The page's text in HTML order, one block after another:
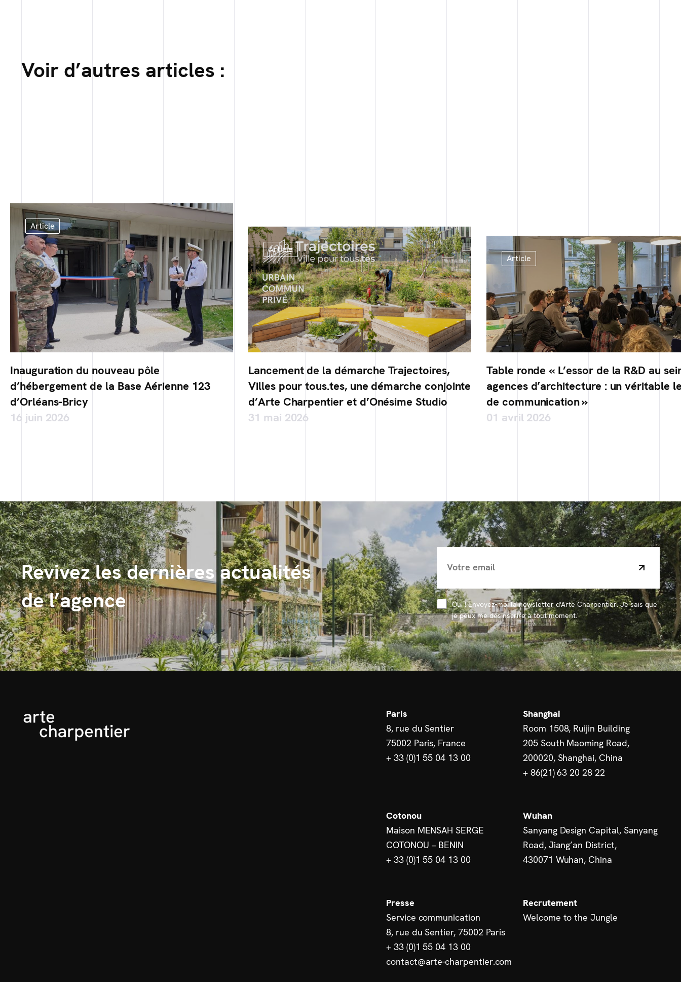
Voir d’autres articles :
Article
Inauguration du nouveau pôle
d’hébergement de la Base Aérienne 123
d’Orléans-Bricy
16 juin 2026
Article
Lancement de la démarche Trajectoires,
Villes pour tous.tes, une démarche conjointe
d’Arte Charpentier et d’Onésime Studio
31 mai 2026
Article
Table ronde « L’essor de la R&D au
agences d’architecture : un véritable
de communication »
01 avril 2026
Revivez les dernières actualités
de l’agence
Oui ! Envoyez-moi la newsletter d'Arte Charpentier. Je sais que
je peux me désinscrire à tout moment.
Paris
8, rue du Sentier
75002 Paris, France
+ 33 (0)1 55 04 13 00
Shanghai
Room 1508, Ruijin Building
205 South Maoming Road,
200020, Shanghai, China
+ 86(21) 63 20 28 22
Cotonou
Maison MENSAH SERGE
COTONOU – BENIN
+ 33 (0)1 55 04 13 00
Wuhan
Sanyang Design Capital, Sanyang
Road, Jiang’an District,
430071 Wuhan, China
Presse
Service communication
8, rue du Sentier, 75002 Paris
+ 33 (0)1 55 04 13 00
contact@arte-charpentier.com
Recrutement
Welcome to the Jungle